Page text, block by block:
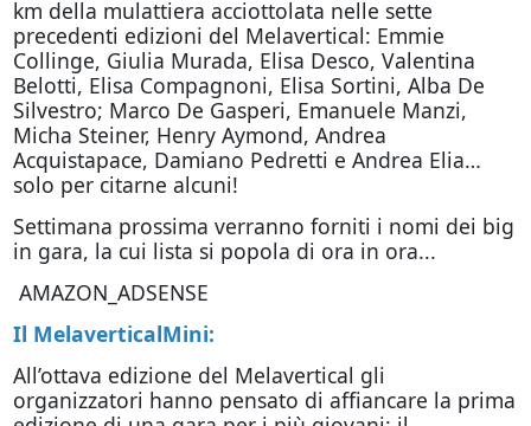
km della mulattiera acciottolata nelle sette
precedenti edizioni del Melavertical: Emmie
Collinge, Giulia Murada, Elisa Desco, Valentina
Belotti, Elisa Compagnoni, Elisa Sortini, Alba De
Silvestro; Marco De Gasperi, Emanuele Manzi,
Micha Steiner, Henry Aymond, Andrea
Acquistapace, Damiano Pedretti e Andrea Elia…
solo per citarne alcuni!
Settimana prossima verranno forniti i nomi dei big
in gara, la cui lista si popola di ora in ora...
AMAZON_ADSENSE
Il MelaverticalMini:
All’ottava edizione del Melavertical gli
organizzatori hanno pensato di affiancare la prima